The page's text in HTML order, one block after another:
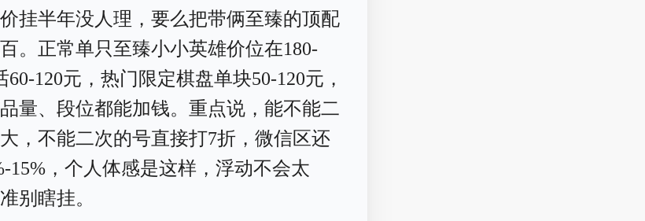
挂半年没人理，要么把带俩至臻的顶配
。正常单只至臻小小英雄价位在180-
60-120元，热门限定棋盘单块50-120元，
量、段位都能加钱。重点说，能不能二
，不能二次的号直接打7折，微信区还
15%，个人体感是这样，浮动不会太
别瞎挂。